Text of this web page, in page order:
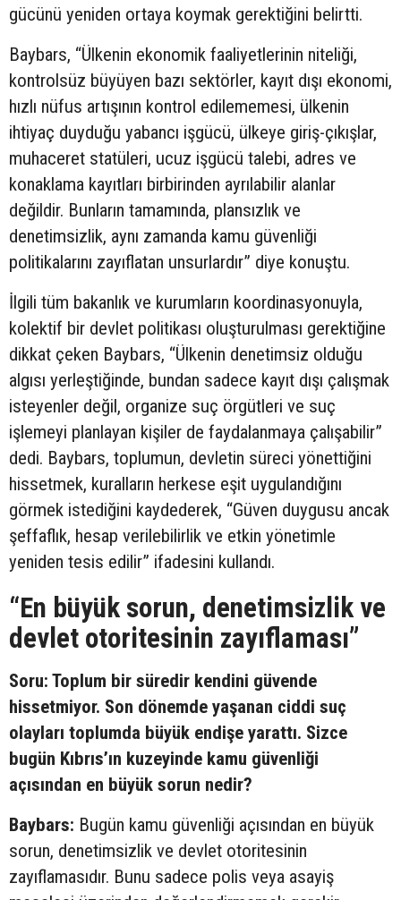
gücünü yeniden ortaya koymak gerektiğini belirtti.
Baybars, “Ülkenin ekonomik faaliyetlerinin niteliği,
kontrolsüz büyüyen bazı sektörler, kayıt dışı ekonomi,
hızlı nüfus artışının kontrol edilememesi, ülkenin
ihtiyaç duyduğu yabancı işgücü, ülkeye giriş-çıkışlar,
muhaceret statüleri, ucuz işgücü talebi, adres ve
konaklama kayıtları birbirinden ayrılabilir alanlar
değildir. Bunların tamamında, plansızlık ve
denetimsizlik, aynı zamanda kamu güvenliği
politikalarını zayıflatan unsurlardır” diye konuştu.
İlgili tüm bakanlık ve kurumların koordinasyonuyla,
kolektif bir devlet politikası oluşturulması gerektiğine
dikkat çeken Baybars, “Ülkenin denetimsiz olduğu
algısı yerleştiğinde, bundan sadece kayıt dışı çalışmak
isteyenler değil, organize suç örgütleri ve suç
işlemeyi planlayan kişiler de faydalanmaya çalışabilir”
dedi. Baybars, toplumun, devletin süreci yönettiğini
hissetmek, kuralların herkese eşit uygulandığını
görmek istediğini kaydederek, “Güven duygusu ancak
şeffaflık, hesap verilebilirlik ve etkin yönetimle
yeniden tesis edilir” ifadesini kullandı.
“En büyük sorun, denetimsizlik ve
devlet otoritesinin zayıflaması”
Soru: Toplum bir süredir kendini güvende
hissetmiyor. Son dönemde yaşanan ciddi suç
olayları toplumda büyük endişe yarattı. Sizce
bugün Kıbrıs’ın kuzeyinde kamu güvenliği
açısından en büyük sorun nedir?
Baybars: Bugün kamu güvenliği açısından en büyük
sorun, denetimsizlik ve devlet otoritesinin
zayıflamasıdır. Bunu sadece polis veya asayiş